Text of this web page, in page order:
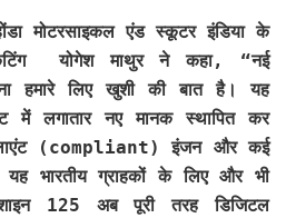
मोटरसाइकल एंड स्कूटर इंडिया के
योगेश माथुरने कहा, “नई
हमारे लिए खुशी की बात है। यह
में लगातार नए मानक स्थापित कर
(compliant) इंजन और कई
भारतीय ग्राहकों के लिए और भी
शाइन 125 अबपूरीतरह डिजिटल